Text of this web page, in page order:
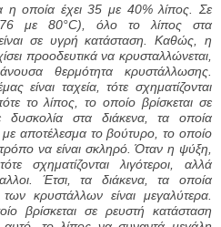
η οποία έχει 35 με 40% λίπος. Σε
(76 με 80°C), όλο το λίπος στα
σε υγρή κατάσταση. Καθώς, η
προοδευτικά να κρυσταλλώνεται,
θερμότητα κρυστάλλωσης.
είναι ταχεία, τότε σχηματίζονται
το λίπος, το οποίο βρίσκεται σε
δυσκολία στα διάκενα, τα οποία
αποτέλεσμα το βούτυρο, το οποίο
να είναι σκληρό. Όταν η ψύξη,
σχηματίζονται λιγότεροι, αλλά
Έτσι, τα διάκενα, τα οποία
κρυστάλλων είναι μεγαλύτερα.
βρίσκεται σε ρευστή κατάσταση